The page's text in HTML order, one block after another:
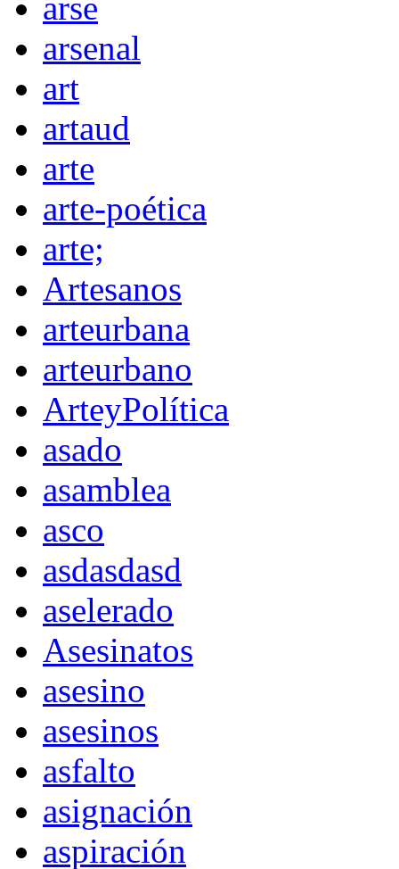
arse
arsenal
art
artaud
arte
arte-poética
arte;
Artesanos
arteurbana
arteurbano
ArteyPolítica
asado
asamblea
asco
asdasdasd
aselerado
Asesinatos
asesino
asesinos
asfalto
asignación
aspiración